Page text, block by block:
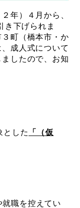
年）４月から、
き下げられま
町（橋本市・か
成人式について
したので、お知
とした
「（仮
職を控えてい